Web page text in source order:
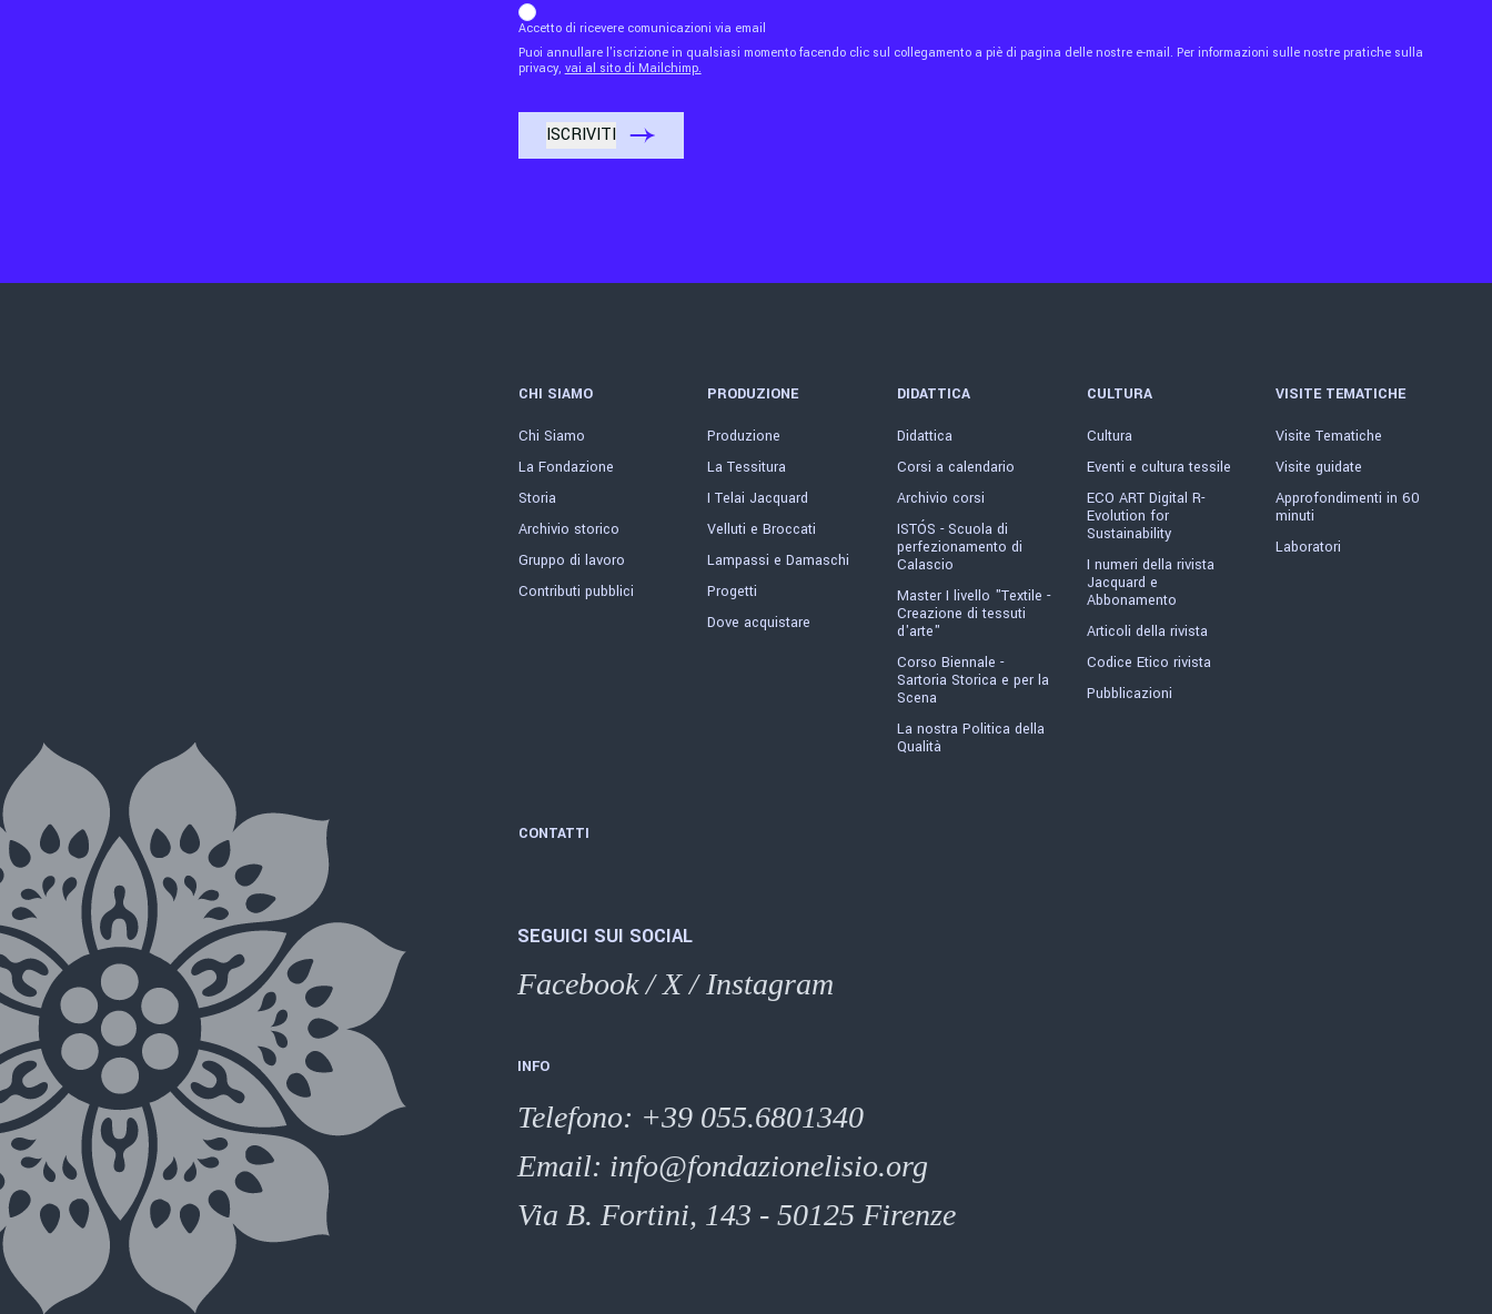
Accetto di ricevere comunicazioni via email
Puoi annullare l'iscrizione in qualsiasi momento facendo clic sul collegamento a piè di pagina delle nostre e-mail. Per informazioni sulle nostre pratiche sulla
privacy, vai al sito di Mailchimp.
CHI SIAMO
Chi Siamo
La Fondazione
Storia
Archivio storico
Gruppo di lavoro
Contributi pubblici
PRODUZIONE
Produzione
La Tessitura
I Telai Jacquard
Velluti e Broccati
Lampassi e Damaschi
Progetti
Dove acquistare
DIDATTICA
Didattica
Corsi a calendario
Archivio corsi
ISTÓS - Scuola di
perfezionamento di
Calascio
Master I livello "Textile -
Creazione di tessuti
d'arte"
Corso Biennale -
Sartoria Storica e per la
Scena
La nostra Politica della
Qualità
CULTURA
Cultura
Eventi e cultura tessile
ECO ART Digital R-
Evolution for
Sustainability
I numeri della rivista
Jacquard e
Abbonamento
Articoli della rivista
Codice Etico rivista
Pubblicazioni
VISITE TEMATICHE
Visite Tematiche
Visite guidate
Approfondimenti in 60
minuti
Laboratori
CONTATTI
SEGUICI SUI SOCIAL
Facebook/X/Instagram
INFO
Telefono: +39 055.6801340
Email: info@fondazionelisio.org
Via B. Fortini, 143 - 50125 Firenze